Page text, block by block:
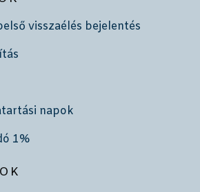
visszaélés bejelentés
napok
1%